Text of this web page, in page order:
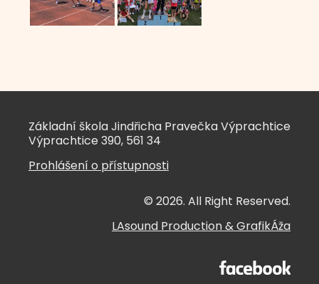
Základní škola Jindřicha Pravečka Výprachtice
Výprachtice 390, 561 34
Prohlášení o přístupnosti
© 2026. All Right Reserved.
LAsound Production&GrafikÁža